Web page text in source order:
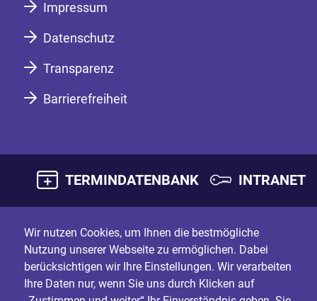
Impressum
Datenschutz
Transparenz
Barrierefreiheit
TERMINDATENBANK INTRANET
Wir nutzen Cookies, um Ihnen die bestmögliche
Nutzung unserer Webseite zu ermöglichen. Dabei
berücksichtigen wir Ihre Einstellungen. Wir verarbeiten
Ihre Daten nur, wenn Sie uns durch Klicken auf